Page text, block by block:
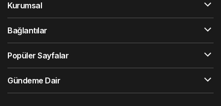
Kurumsal
Bağlantılar
Popüler Sayfalar
Gündeme Dair